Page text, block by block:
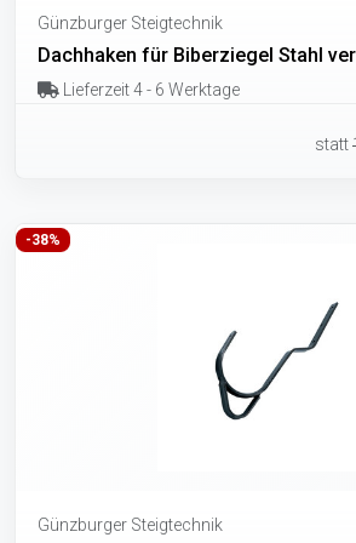
Günzburger Steigtechnik
Dachhaken für Biberziegel Stahl
Lieferzeit 4 - 6 Werktage
statt
-38%
Günzburger Steigtechnik